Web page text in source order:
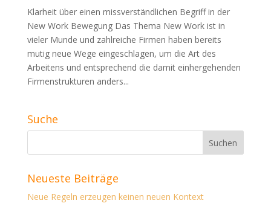
Klarheit über einen missverständlichen Begriff in der
New Work Bewegung Das Thema New Work ist in
vieler Munde und zahlreiche Firmen haben bereits
mutig neue Wege eingeschlagen, um die Art des
Arbeitens und entsprechend die damit einhergehenden
Firmenstrukturen anders...
Suche
Neueste Beiträge
Neue Regeln erzeugen keinen neuen Kontext